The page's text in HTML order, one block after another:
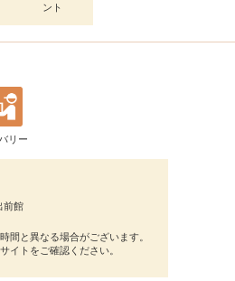
ント
リー
前館
間と異なる場合がございます。
イトをご確認ください。